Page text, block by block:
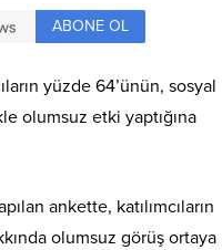
ABONE OL
yüzde 64’ünün, sosyal
olumsuz etki yaptığına
ankette, katılımcıların
olumsuz görüş ortaya